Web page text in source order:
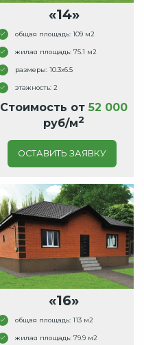
«14»
общая площадь: 109 м2
жилая площадь: 75.1 м2
размеры: 10.3x6.5
этажность: 2
Стоимость от 52 000
руб/м2
ОСТАВИТЬ ЗАЯВКУ
«16»
общая площадь: 113 м2
жилая площадь: 79.9 м2